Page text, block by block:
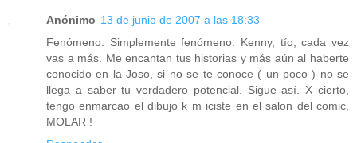
Anónimo 13 de junio de 2007 a las 18:33
Fenómeno. Simplemente fenómeno. Kenny, tío, cada vez
vas a más. Me encantan tus historias y más aún al haberte
conocido en la Joso, si no se te conoce ( un poco ) no se
llega a saber tu verdadero potencial. Sigue así. X cierto,
tengo enmarcao el dibujo k m iciste en el salon del comic,
MOLAR !